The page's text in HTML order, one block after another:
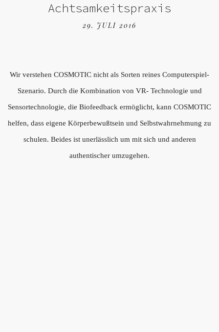
Achtsamkeitspraxis
29. JULI 2016
Wir verstehen COSMOTIC nicht als Sorten reines Computerspiel-
Szenario. Durch die Kombination von VR- Technologie und
Sensortechnologie, die Biofeedback ermöglicht, kann COSMOTIC
helfen, dass eigene Körperbewußtsein und Selbstwahrnehmung zu
schulen. Beides ist unerlässlich um mit sich und anderen
authentischer umzugehen.